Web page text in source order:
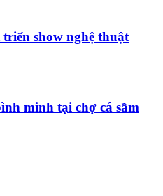
show nghệ thuật
minh tại chợ cá sầm